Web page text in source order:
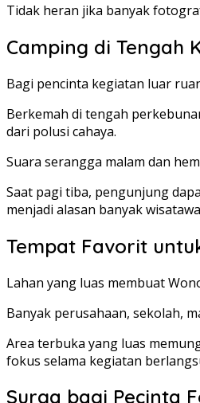
Tidak heran jika banyak
Camping di Tengah
Bagi pencinta kegiatan luar
Berkemah di tengah
dari polusi cahaya.
Suara serangga malam dan
Saat pagi tiba, pengunjung
menjadi alasan banyak
Tempat Favorit
Lahan yang luas membuat
Banyak perusahaan, sekolah,
Area terbuka yang luas
fokus selama kegiatan
Surga bagi Pecinta